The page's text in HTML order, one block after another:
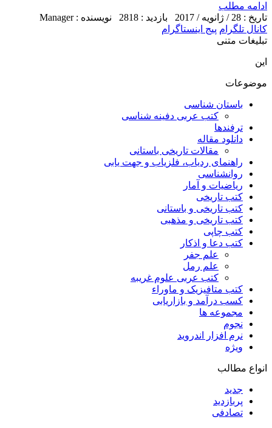
ادامه مطلب
تاریخ : 28 / ژانویه / 2017
بازدید : 2818
نویسنده : Manager
کانال تلگرام پیج اینستاگرام
تبلیغات متنی
این
موضوعات
باستان شناسی
کتب عربی دفینه شناسی
ترفندها
دانلود مقاله
مقالات تاریخی باستانی
راهنمای ردیاب، فلزیاب و جهت یابی
روانشناسی
ریاضیات و آمار
کتب تاریخی
کتب تاریخی و باستانی
کتب تاریخی و مذهبی
کتب چاپی
کتب دعا و اذکار
علم جفر
علم رمل
کتب عربی علوم غریبه
کتب متافیزیک و ماوراء
کسب درآمد و بازاریابی
مجموعه ها
نجوم
نرم افزار اندروید
ویژه
انواع مطالب
جدید
پربازدید
تصادفی